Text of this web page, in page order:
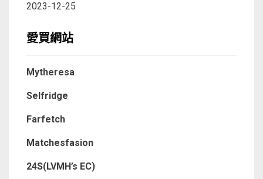
2023-12-25
愛買網站
Mytheresa
Selfridge
Farfetch
Matchesfasion
24S(LVMH’s EC)